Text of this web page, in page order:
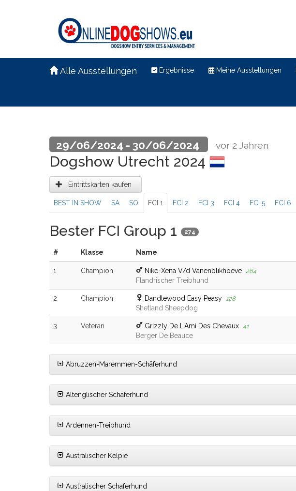
Alle Ausstellungen Ergebnisse Meine Ausstellungen
29/06/2024 - 30/06/2024 vor 2 Jahren
Dogshow Utrecht 2024
Eintrittskarten kaufen
BEST IN SHOW SA SO FCI 1 FCI 2 FCI 3 FCI 4 FCI 5 FCI 6
Bester FCI Group 1 274
# Klasse Name
1 Champion Nike-Xena V/d Vanenblikhoeve 264
Flandrischer Treibhund
2 Champion Dandlewood Easy Peasy 128
Shetland Sheepdog
3 Veteran Grizzly De L'Ami Des Chevaux 41
Berger De Beauce
Abruzzen-Maremmen-Schäferhund
Altenglischer Schaferhund
Ardennen-Treibhund
Australischer Kelpie
Australischer Schaferhund